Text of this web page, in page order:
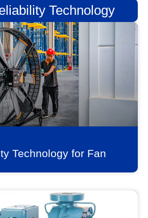
Technology
Technology for Fan